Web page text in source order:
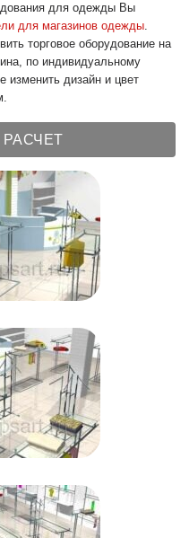
для одежды Вы
для магазинов одежды.
торговое оборудование на
по индивидуальному
изменить дизайн и цвет
РАСЧЕТ